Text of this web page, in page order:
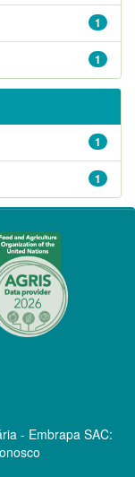
1
1
1
1
- Embrapa SAC: